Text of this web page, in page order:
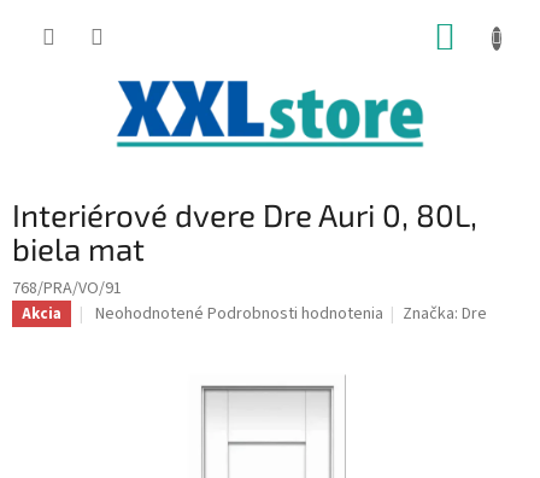
Interiérové dvere Dre Auri 0, 80L,
biela mat
768/PRA/VO/91
Akcia
Priemerné
Neohodnotené Podrobnosti hodnotenia Značka:Dre